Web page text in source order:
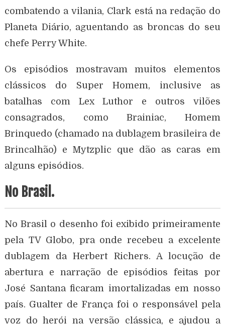
combatendo a vilania, Clark está na redação do
Planeta Diário, aguentando as broncas do seu
chefe Perry White.
Os episódios mostravam muitos elementos
clássicos do Super Homem, inclusive as
batalhas com Lex Luthor e outros vilões
consagrados, como Brainiac, Homem
Brinquedo (chamado na dublagem brasileira de
Brincalhão) e Mytzplic que dão as caras em
alguns episódios.
No Brasil.
No Brasil o desenho foi exibido primeiramente
pela TV Globo, pra onde recebeu a excelente
dublagem da Herbert Richers. A locução de
abertura e narração de episódios feitas por
José Santana ficaram imortalizadas em nosso
país. Gualter de França foi o responsável pela
voz do herói na versão clássica, e ajudou a